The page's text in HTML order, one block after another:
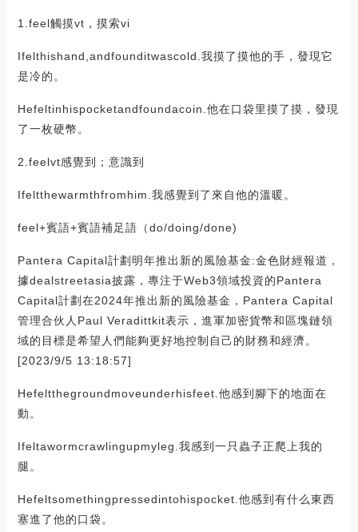
1.feel觸摸vt，摸索vi
Ifelthishand,andfounditwascold.我摸了摸他的手，發現它
是冷的。
Hefeltinhispocketandfoundacoin.他在口袋里摸了摸，發現
了一枚硬幣。
2.feelvt感覺到；意識到
Ifeltthewarmthfromhim.我感覺到了來自他的溫暖。
feel+賓語+賓語補足語（do/doing/done)
Pantera Capital計劃明年推出新的風險基金:金色財經報道，
據dealstreetasia披露，專注于Web3領域投資的Pantera
Capital計劃在2024年推出新的風險基金，Pantera Capital
管理合伙人Paul Veradittkit表示，進軍加密貨幣和區塊鏈領
域的目標是希望人們能夠更好地控制自己的財務和經濟。
[2023/9/5 13:18:57]
Hefeltthegroundmoveunderhisfeet.他感到腳下的地面在
動。
Ifeltawormcrawlingupmyleg.我感到一只蟲子正爬上我的
腿。
Hefeltsomethingpressedintohispocket.他感到有什么東西
塞進了他的口袋。